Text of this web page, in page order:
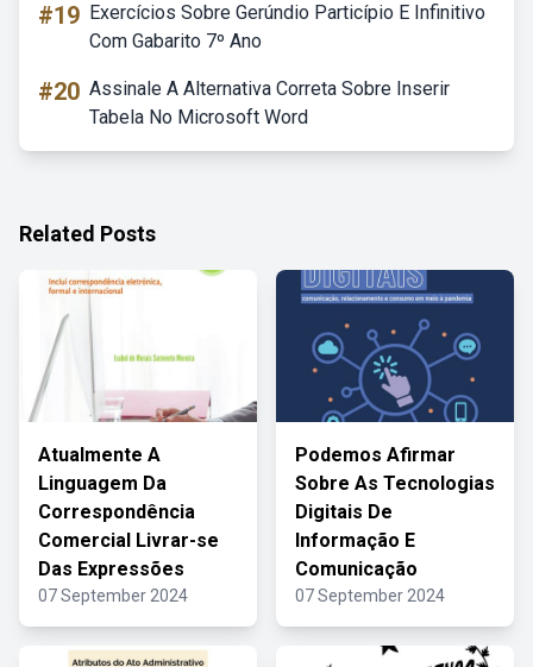
#19 Exercícios Sobre Gerúndio Particípio E Infinitivo
Com Gabarito 7º Ano
#20 Assinale A Alternativa Correta Sobre Inserir
Tabela No Microsoft Word
Related Posts
Atualmente A
Linguagem Da
Correspondência
Comercial Livrar-se
Das Expressões
07 September 2024
Podemos Afirmar
Sobre As Tecnologias
Digitais De
Informação E
Comunicação
07 September 2024